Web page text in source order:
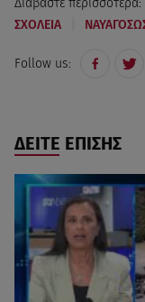
ΣΧΟΛΕΙΑ
Follow us:
ΔΕΙΤΕ ΕΠΙΣΗΣ